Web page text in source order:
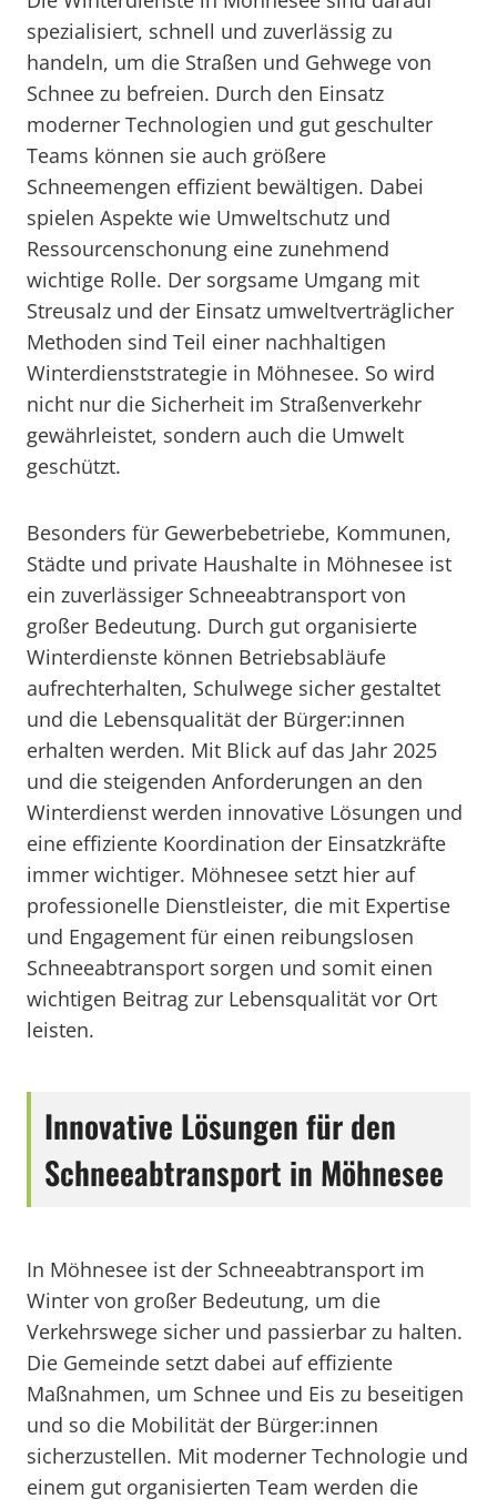
spezialisiert, schnell und zuverlässig zu
handeln, um die Straßen und Gehwege von
Schnee zu befreien. Durch den Einsatz
moderner Technologien und gut geschulter
Teams können sie auch größere
Schneemengen effizient bewältigen. Dabei
spielen Aspekte wie Umweltschutz und
Ressourcenschonung eine zunehmend
wichtige Rolle. Der sorgsame Umgang mit
Streusalz und der Einsatz umweltverträglicher
Methoden sind Teil einer nachhaltigen
Winterdienststrategie in Möhnesee. So wird
nicht nur die Sicherheit im Straßenverkehr
gewährleistet, sondern auch die Umwelt
geschützt.
Besonders für Gewerbebetriebe, Kommunen,
Städte und private Haushalte in Möhnesee ist
ein zuverlässiger Schneeabtransport von
großer Bedeutung. Durch gut organisierte
Winterdienste können Betriebsabläufe
aufrechterhalten, Schulwege sicher gestaltet
und die Lebensqualität der Bürger:innen
erhalten werden. Mit Blick auf das Jahr 2025
und die steigenden Anforderungen an den
Winterdienst werden innovative Lösungen und
eine effiziente Koordination der Einsatzkräfte
immer wichtiger. Möhnesee setzt hier auf
professionelle Dienstleister, die mit Expertise
und Engagement für einen reibungslosen
Schneeabtransport sorgen und somit einen
wichtigen Beitrag zur Lebensqualität vor Ort
leisten.
Innovative Lösungen für den
Schneeabtransport in Möhnesee
In Möhnesee ist der Schneeabtransport im
Winter von großer Bedeutung, um die
Verkehrswege sicher und passierbar zu halten.
Die Gemeinde setzt dabei auf effiziente
Maßnahmen, um Schnee und Eis zu beseitigen
und so die Mobilität der Bürger:innen
sicherzustellen. Mit moderner Technologie und
einem gut organisierten Team werden die